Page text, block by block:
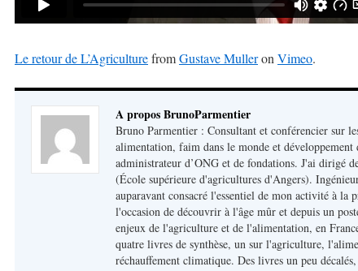
Le retour de L’AgriculturefromGustave Mulleron Vimeo.
A propos BrunoParmentier
Bruno Parmentier : Consultant et conférencier sur
alimentation, faim dans le monde et développement
administrateur d’ONG et de fondations. J'ai dirigé
(École supérieure d'agricultures d'Angers).
auparavant consacré l'essentiel de mon activité à la
l'occasion de découvrir à l'âge mûr et depuis un
enjeux de l'agriculture et de l'alimentation, en
quatre livres de synthèse, un sur l'agriculture,
réchauffement climatique. Des livres un peu